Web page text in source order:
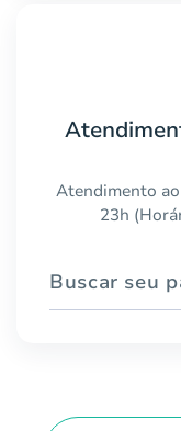
Atendimento
23h
Buscar seu